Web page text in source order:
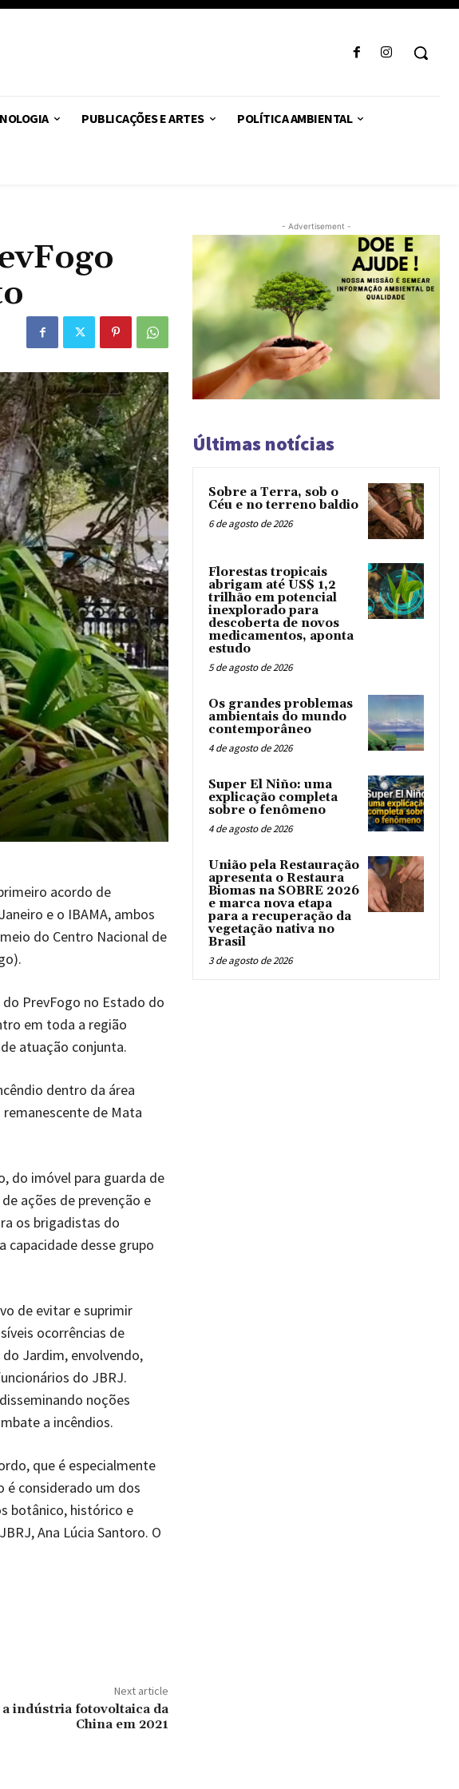
PUBLICAÇÕES E ARTES POLÍTICA AMBIENTAL
acordo de
e o IBAMA, ambos
do Centro Nacional de
PrevFogo no Estado do
em toda a região
atuação conjunta.
dentro da área
de Mata
do imóvel para guarda de
ações de prevenção e
os brigadistas do
capacidade desse grupo
de evitar e suprimir
ocorrências de
Jardim, envolvendo,
do JBRJ.
noções
a incêndios.
que é especialmente
é considerado um dos
botânico, histórico e
Ana Lúcia Santoro. O
Next article
a indústria fotovoltaica da
China em 2021
- Advertisement -
Últimas notícias
Sobre a Terra, sob o
Céu e no terreno baldio
6 de agosto de 2026
Florestas tropicais
abrigam até US$ 1,2
trilhão em potencial
inexplorado para
descoberta de novos
medicamentos, aponta
estudo
5 de agosto de 2026
Os grandes problemas
ambientais do mundo
contemporâneo
4 de agosto de 2026
Super El Niño: uma
explicação completa
sobre o fenômeno
4 de agosto de 2026
União pela Restauração
apresenta o Restaura
Biomas na SOBRE 2026
e marca nova etapa
para a recuperação da
vegetação nativa no
Brasil
3 de agosto de 2026